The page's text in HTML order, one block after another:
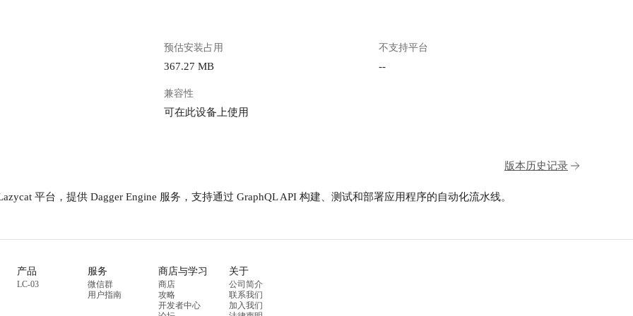
预估安装占用
367.27 MB
不支持平台
--
兼容性
可在此设备上使用
版本历史记录
产品
LC-03
服务
微信群
用户指南
商店与学习
商店
攻略
开发者中心
关于
公司简介
联系我们
加入我们